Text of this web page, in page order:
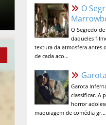
O
O Segredo
daqueles
textura da
conquistar pela lógica de
Garota
classificar. A
horror
maquiagem de comédia gr...